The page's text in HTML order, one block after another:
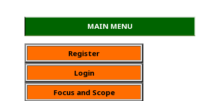
MAIN MENU
Register
Login
Focus and Scope